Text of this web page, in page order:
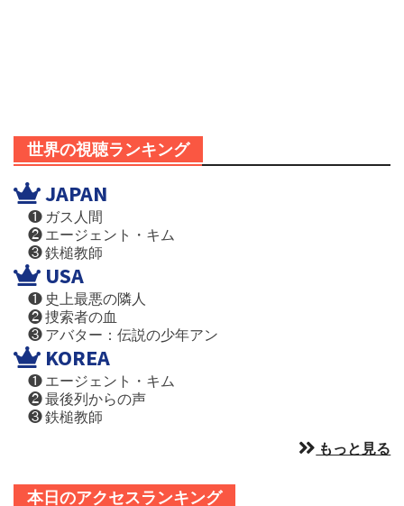
世界の視聴ランキング
JAPAN
❶ ガス人間
❷ エージェント・キム
❸ 鉄槌教師
USA
❶ 史上最悪の隣人
❷ 捜索者の血
❸ アバター：伝説の少年アン
KOREA
❶ エージェント・キム
❷ 最後列からの声
❸ 鉄槌教師
もっと見る
本日のアクセスランキング